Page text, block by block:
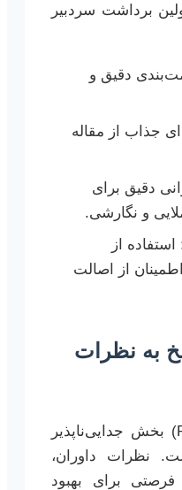
برداشت سردبیر
دقیق و
جذاب از مقاله
دقیق برای
و نگارشی.
استفاده از
از اصالت
به نظرات
داوری همتا (Peer Review) بخش جدایی‌ناپذیر
نظرات داوران،
فرصتی برای بهبود